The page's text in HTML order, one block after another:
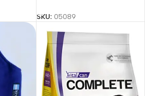
SKU: 05089